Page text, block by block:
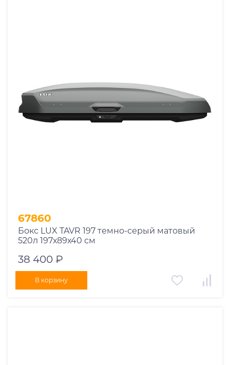
67860
Бокс LUX TAVR 197 темно-серый матовый
520л 197х89х40 см
38 400 ₽
В корзину